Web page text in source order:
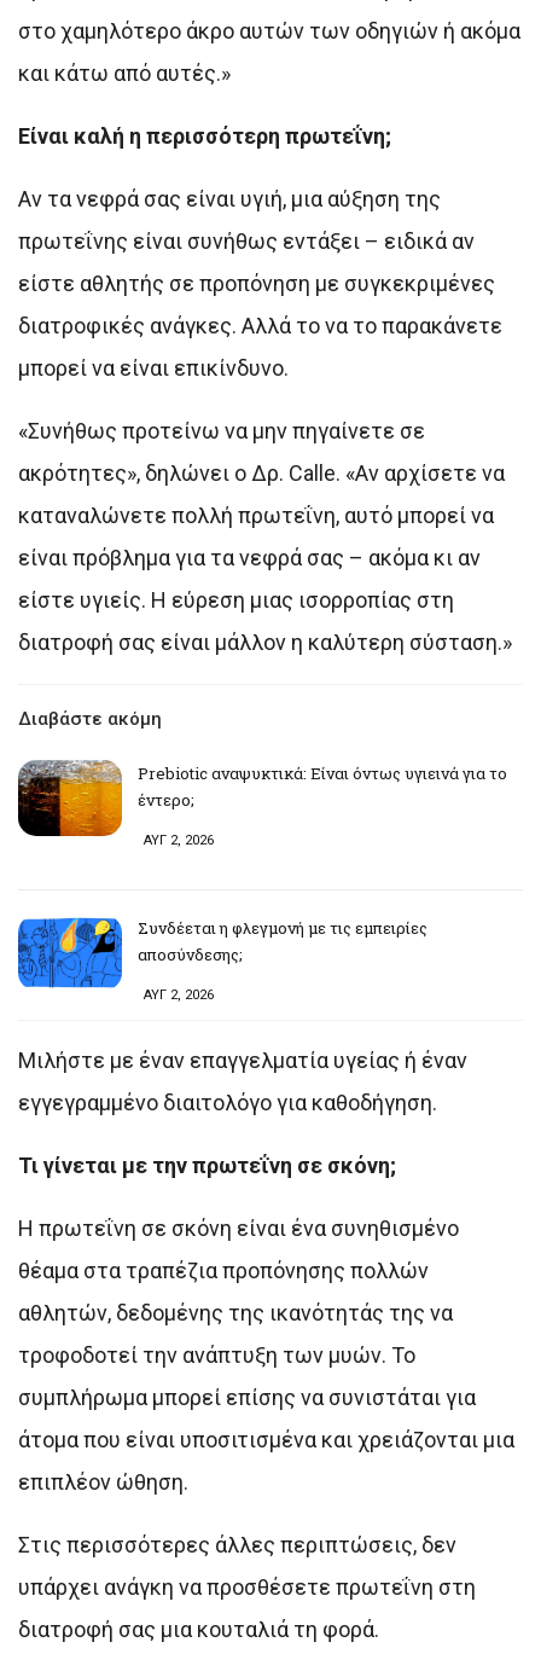
στο χαμηλότερο άκρο αυτών των οδηγιών ή ακόμα
και κάτω από αυτές.»
Είναι καλή η περισσότερη πρωτεΐνη;
Αν τα νεφρά σας είναι υγιή, μια αύξηση της
πρωτεΐνης είναι συνήθως εντάξει – ειδικά αν
είστε αθλητής σε προπόνηση με συγκεκριμένες
διατροφικές ανάγκες. Αλλά το να το παρακάνετε
μπορεί να είναι επικίνδυνο.
«Συνήθως προτείνω να μην πηγαίνετε σε
ακρότητες», δηλώνει ο Δρ. Calle. «Αν αρχίσετε να
καταναλώνετε πολλή πρωτεΐνη, αυτό μπορεί να
είναι πρόβλημα για τα νεφρά σας – ακόμα κι αν
είστε υγιείς. Η εύρεση μιας ισορροπίας στη
διατροφή σας είναι μάλλον η καλύτερη σύσταση.»
Διαβάστε ακόμη
Prebiotic αναψυκτικά: Είναι όντως υγιεινά για το
έντερο;
ΑΥΓ 2, 2026
Συνδέεται η φλεγμονή με τις εμπειρίες
αποσύνδεσης;
ΑΥΓ 2, 2026
Μιλήστε με έναν επαγγελματία υγείας ή έναν
εγγεγραμμένο διαιτολόγο για καθοδήγηση.
Τι γίνεται με την πρωτεΐνη σε σκόνη;
Η πρωτεΐνη σε σκόνη είναι ένα συνηθισμένο
θέαμα στα τραπέζια προπόνησης πολλών
αθλητών, δεδομένης της ικανότητάς της να
τροφοδοτεί την ανάπτυξη των μυών. Το
συμπλήρωμα μπορεί επίσης να συνιστάται για
άτομα που είναι υποσιτισμένα και χρειάζονται μια
επιπλέον ώθηση.
Στις περισσότερες άλλες περιπτώσεις, δεν
υπάρχει ανάγκη να προσθέσετε πρωτεΐνη στη
διατροφή σας μια κουταλιά τη φορά.